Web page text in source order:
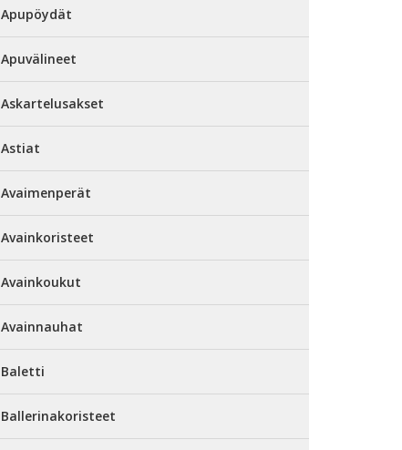
Apupöydät
Apuvälineet
Askartelusakset
Astiat
Avaimenperät
Avainkoristeet
Avainkoukut
Avainnauhat
Baletti
Ballerinakoristeet